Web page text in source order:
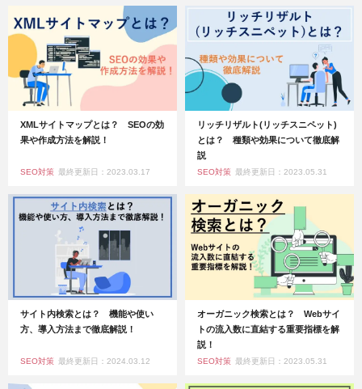
XMLサイトマップとは？ SEOの効
果や作成方法を解説！
SEO対策 最終更新日：2023.03.17
リッチリザルト(リッチスニペット)
とは？ 種類や効果について徹底解
説
SEO対策 最終更新日：2023.05.31
サイト内検索とは？ 機能や使い
方、導入方法まで徹底解説！
SEO対策 最終更新日：2024.03.12
オーガニック検索とは？ Webサイ
トの流入数に直結する重要指標を解
説！
SEO対策 最終更新日：2023.05.31